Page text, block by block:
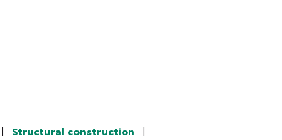
| Structural construction
|